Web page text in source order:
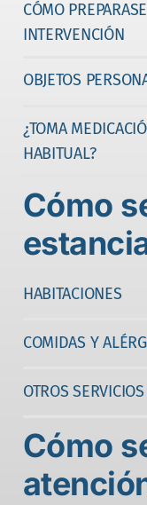
CÓMO
INTERVENCIÓN
OBJETOS
¿TOMA
HABITUAL?
Cómo
HABITACIONES
COMIDAS Y
OTROS
Cómo